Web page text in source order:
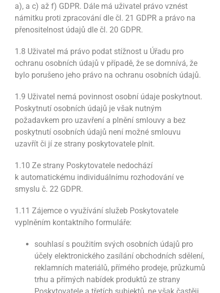
a), a c) až f) GDPR. Dále má uživatel právo vznést
námitku proti zpracování dle čl. 21 GDPR a právo na
přenositelnost údajů dle čl. 20 GDPR.
1.8 Uživatel má právo podat stížnost u Úřadu pro
ochranu osobních údajů v případě, že se domnívá, že
bylo porušeno jeho právo na ochranu osobních údajů.
1.9 Uživatel nemá povinnost osobní údaje poskytnout.
Poskytnutí osobních údajů je však nutným
požadavkem pro uzavření a plnění smlouvy a bez
poskytnutí osobních údajů není možné smlouvu
uzavřít či jí ze strany poskytovatele plnit.
1.10 Ze strany Poskytovatele nedochází
k automatickému individuálnímu rozhodování ve
smyslu č. 22 GDPR.
1.11 Zájemce o využívání služeb Poskytovatele
vyplněním kontaktního formuláře:
souhlasí s použitím svých osobních údajů pro
účely elektronického zasílání obchodních sdělení,
reklamních materiálů, přímého prodeje, průzkumů
trhu a přímých nabídek produktů ze strany